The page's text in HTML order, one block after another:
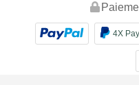
4X